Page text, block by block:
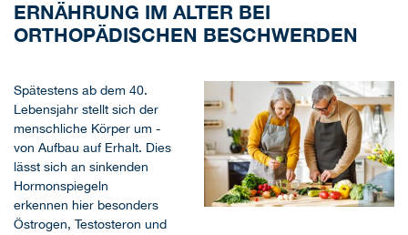
ERNÄHRUNG IM ALTER BEI
ORTHOPÄDISCHEN BESCHWERDEN
+
Spätestens ab dem 40.
Lebensjahr stellt sich der
menschliche Körper um -
von Aufbau auf Erhalt. Dies
lässt sich an sinkenden
Hormonspiegeln
erkennen hier besonders
Östrogen, Testosteron und